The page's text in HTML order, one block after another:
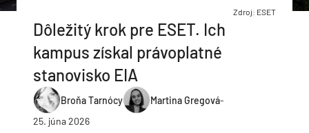
Zdroj: ESET
Dôležitý krok pre ESET. Ich
kampus získal právoplatné
stanovisko EIA
Broňa Tarnócy Martina Gregová-
25. júna 2026